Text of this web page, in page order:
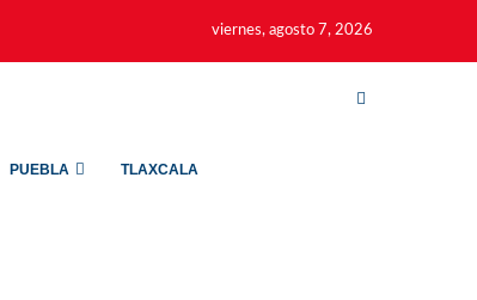
viernes, agosto 7, 2026
PUEBLA TLAXCALA